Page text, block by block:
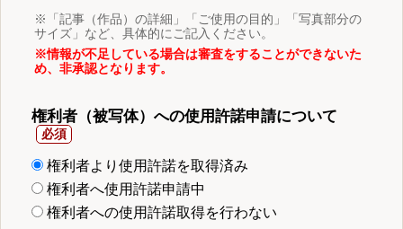
※「記事（作品）の詳細」「ご使用の目的」「写真部分の
サイズ」など、具体的にご記入ください。
※情報が不足している場合は審査をすることができないた
め、非承認となります。
権利者（被写体）への使用許諾申請について
権利者より使用許諾を取得済み
権利者へ使用許諾申請中
権利者への使用許諾取得を行わない